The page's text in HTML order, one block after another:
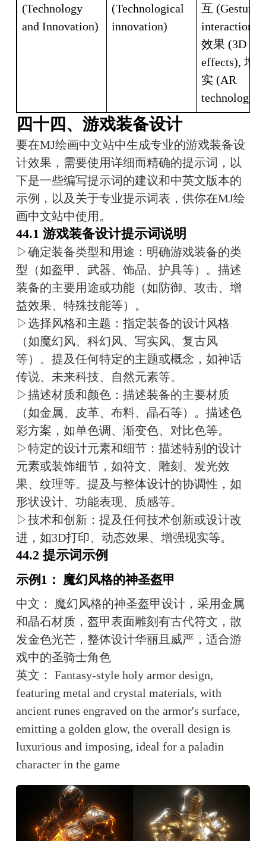
(Technology
and Innovation)
(Technological
innovation)
互 (Gesture
interaction),
效果 (3D
effects), 增
实 (AR
technology)
四十四、游戏装备设计
要在MJ绘画中文站中生成专业的游戏装备设
计效果，需要使用详细而精确的提示词，以
下是一些编写提示词的建议和中英文版本的
示例，以及关于专业提示词表，供你在MJ绘
画中文站中使用。
44.1 游戏装备设计提示词说明
▷确定装备类型和用途：明确游戏装备的类
型（如盔甲、武器、饰品、护具等）。描述
装备的主要用途或功能（如防御、攻击、增
益效果、特殊技能等）。
▷选择风格和主题：指定装备的设计风格
（如魔幻风、科幻风、写实风、复古风
等）。提及任何特定的主题或概念，如神话
传说、未来科技、自然元素等。
▷描述材质和颜色：描述装备的主要材质
（如金属、皮革、布料、晶石等）。描述色
彩方案，如单色调、渐变色、对比色等。
▷特定的设计元素和细节：描述特别的设计
元素或装饰细节，如符文、雕刻、发光效
果、纹理等。提及与整体设计的协调性，如
形状设计、功能表现、质感等。
▷技术和创新：提及任何技术创新或设计改
进，如3D打印、动态效果、增强现实等。
44.2 提示词示例
示例1： 魔幻风格的神圣盔甲
中文： 魔幻风格的神圣盔甲设计，采用金属
和晶石材质，盔甲表面雕刻有古代符文，散
发金色光芒，整体设计华丽且威严，适合游
戏中的圣骑士角色
英文： Fantasy-style holy armor design,
featuring metal and crystal materials, with
ancient runes engraved on the armor's surface,
emitting a golden glow, the overall design is
luxurious and imposing, ideal for a paladin
character in the game